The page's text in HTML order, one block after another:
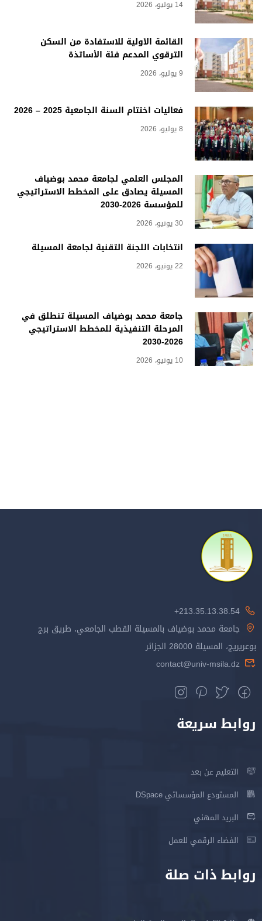
14 يوليو، 2026
القائمة الأولية للاستفادة من السكن
الترقوي المدعم فئة الأساتذة
9 يوليو، 2026
فعاليات اختتام السنة الجامعية 2025 – 2026
8 يوليو، 2026
المجلس العلمي لجامعة محمد بوضياف
المسيلة يصادق على المخطط الاستراتيجي
للمؤسسة 2026-2030
30 يونيو، 2026
انتخابات اللجنة التقنية لجامعة المسيلة
22 يونيو، 2026
جامعة محمد بوضياف المسيلة تنطلق في
المرحلة التنفيذية للمخطط الاستراتيجي
2026-2030
10 يونيو، 2026
213.35.13.38.54+
جامعة محمد بوضياف بالمسيلة القطب الجامعي، طريق برج
بوعريريج، المسيلة 28000 الجزائر
contact@univ-msila.dz
روابط سريعة
التعليم عن بعد
المستودع المؤسساتي DSpace
البريد المهني
الفضاء الرقمي للعمل
روابط ذات صلة